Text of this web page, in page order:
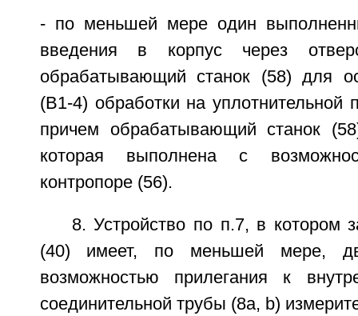
- по меньшей мере один
введения в корпус через
обрабатывающий станок (58) для
(В1-4) обработки на уплотнительной
причем обрабатывающий станок
которая выполнена с
контропоре (56).
8. Устройство по п.7, в котором
(40) имеет, по меньшей мере,
возможностью прилегания к
соединительной трубы (8а, b)